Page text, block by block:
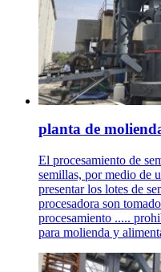
planta de
El procesamiento de
semillas, por medio de
presentar los lotes de
procesadora son
procesamiento .....
para molienda y